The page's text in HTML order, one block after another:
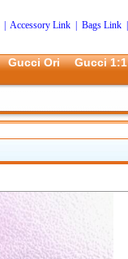
Accessory Link| Bags Link|
Gucci Ori Gucci 1:1